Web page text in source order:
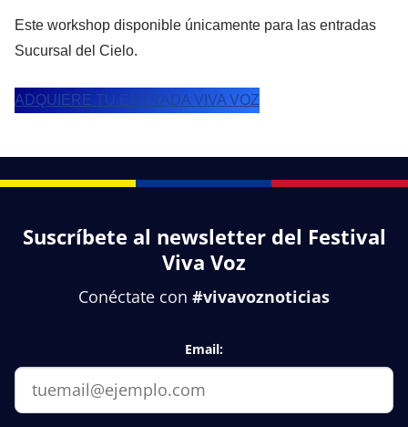
Este workshop disponible únicamente para las entradas
Sucursal del Cielo.
ADQUIERE TU ENTRADA VIVA VOZ
Suscríbete al newsletter del Festival
Viva Voz
Conéctate con #vivavoznoticias
Email: